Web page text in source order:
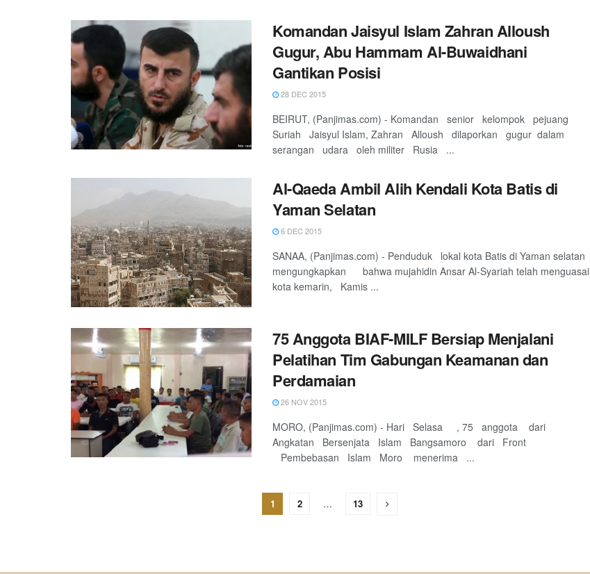
Komandan Jaisyul Islam Zahran Alloush
Gugur, Abu Hammam Al-Buwaidhani
Gantikan Posisi
28 DEC 2015
BEIRUT, (Panjimas.com) - Komandan senior kelompok pejuang
Suriah Jaisyul Islam, Zahran Alloush dilaporkan gugur dalam
serangan udara oleh militer Rusia ...
Al-Qaeda Ambil Alih Kendali Kota Batis di
Yaman Selatan
6 DEC 2015
SANAA, (Panjimas.com) - Penduduk lokal kota Batis di Yaman selatan
mengungkapkan bahwa mujahidin Ansar Al-Syariah telah menguasai
kota kemarin, Kamis ...
75 Anggota BIAF-MILF Bersiap Menjalani
Pelatihan Tim Gabungan Keamanan dan
Perdamaian
26 NOV 2015
MORO, (Panjimas.com) - Hari Selasa , 75 anggota dari
Angkatan Bersenjata Islam Bangsamoro dari Front
Pembebasan Islam Moro menerima ...
1 2 … 13